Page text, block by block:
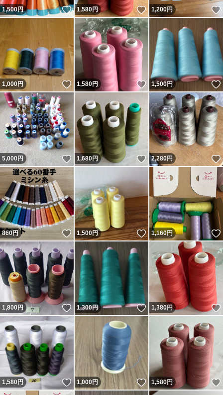
1,500円 いいね！
1,580円 いいね！
1,200円
1,000円 いいね！
1,580円 いいね！
1,500円
5,000円 いいね！
1,680円 いいね！
2,280円
860円 いいね！
1,500円 いいね！
1,160円
1,800円 いいね！
1,300円 いいね！
1,380円
1,580円 いいね！
1,000円 いいね！
1,580円